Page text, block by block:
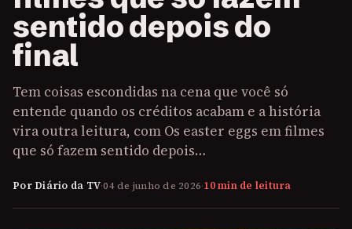
sentido depois do
final
Tem coisas escondidas na cena que você só
entende quando os créditos acabam e a história
vira outra leitura, com Os easter eggs em filmes
que só fazem sentido depois…
Por Diário da TV·04 de junho de 2026·10 min de leitura